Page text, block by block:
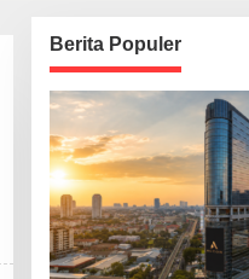
Berita Populer